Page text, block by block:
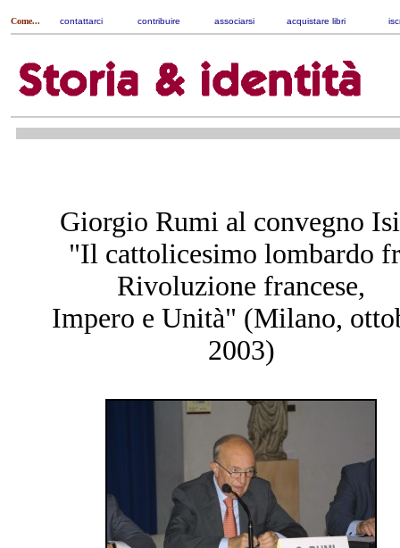
Come... contattarci contribuire associarsi acquistare libri
Giorgio Rumi al convegno
"Il cattolicesimo lombardo
Rivoluzione francese,
Impero e Unità" (Milano,
2003)